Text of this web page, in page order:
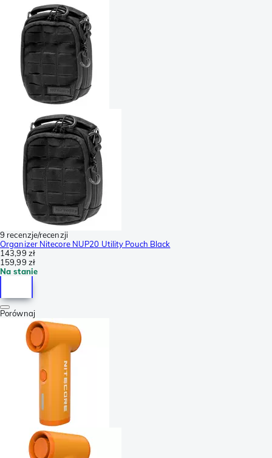
9 recenzje/recenzji
Organizer Nitecore NUP20 Utility Pouch Black
143,99 zł
159,99 zł
Na stanie
Porównaj